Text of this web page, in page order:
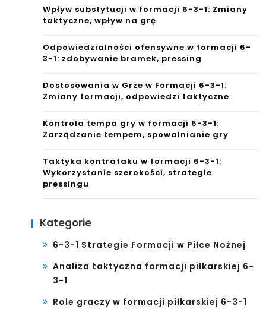
Wpływ substytucji w formacji 6-3-1: Zmiany
taktyczne, wpływ na grę
Odpowiedzialności ofensywne w formacji 6-
3-1: zdobywanie bramek, pressing
Dostosowania w Grze w Formacji 6-3-1:
Zmiany formacji, odpowiedzi taktyczne
Kontrola tempa gry w formacji 6-3-1:
Zarządzanie tempem, spowalnianie gry
Taktyka kontrataku w formacji 6-3-1:
Wykorzystanie szerokości, strategie
pressingu
Kategorie
6-3-1 Strategie Formacji w Piłce Nożnej
Analiza taktyczna formacji piłkarskiej 6-
3-1
Role graczy w formacji piłkarskiej 6-3-1